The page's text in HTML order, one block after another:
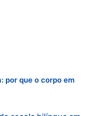
por que o corpo em